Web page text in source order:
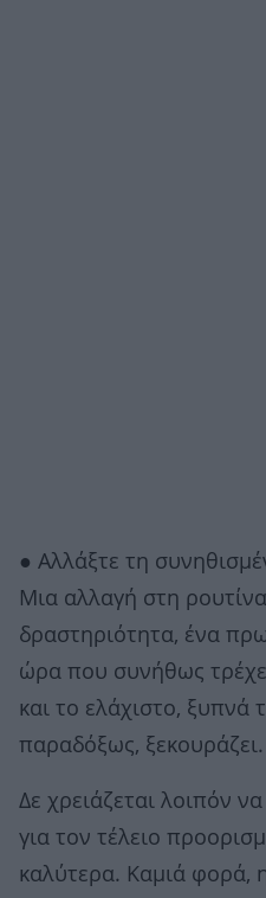
● Αλλάξτε τη
Μια αλλαγή στη
δραστηριότητα, ένα
ώρα που συνήθως
και το ελάχιστο, ξυπνά
παραδόξως, ξεκουράζει.
Δε χρειάζεται λοιπόν να
για τον τέλειο
καλύτερα. Καμιά φορά,